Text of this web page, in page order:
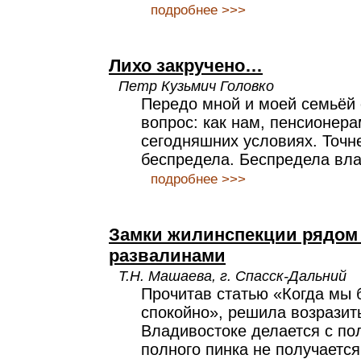
подробнее >>>
Лихо закручено…
Петр Кузьмич Головко
Передо мной и моей семьёй
вопрос: как нам,
сегодняшних условиях.
беспредела. Беспредела
подробнее >>>
Замки жилинспекции
развалинами
Т.Н. Машаева, г. Спасск-Дальний
Прочитав статью «Когда мы
спокойно», решила
Владивостоке делается с
полного пинка не